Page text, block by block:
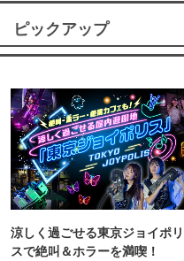
ピックアップ
涼しく過ごせる東京ジョイポリ
スで絶叫＆ホラーを満喫！